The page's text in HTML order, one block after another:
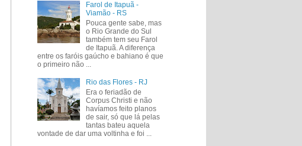
Farol de Itapuã -
Viamão - RS
Pouca gente sabe, mas
o Rio Grande do Sul
também tem seu Farol
de Itapuã. A diferença
entre os faróis gaúcho e bahiano é que
o primeiro não ...
Rio das Flores - RJ
Era o feriadão de
Corpus Christi e não
havíamos feito planos
de sair, só que lá pelas
tantas bateu aquela
vontade de dar uma voltinha e foi ...